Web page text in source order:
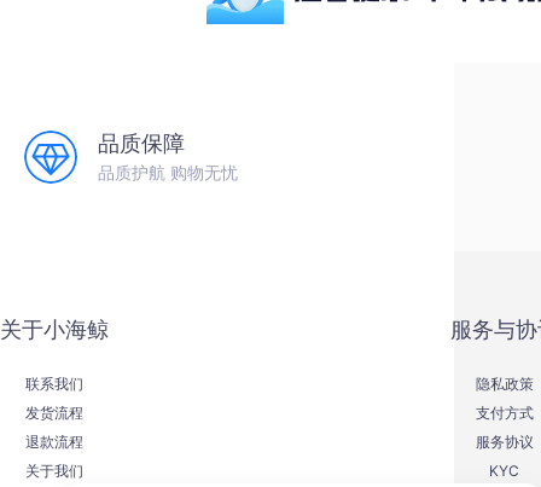
品质保障
品质护航 购物无忧
关于小海鲸
联系我们
发货流程
退款流程
关于我们
服务与
隐私政策
支付方式
服务协议
KYC